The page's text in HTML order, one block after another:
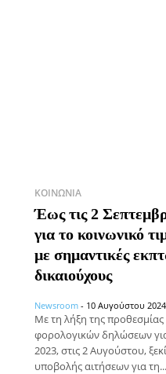
ΚΟΙΝΩΝΊΑ
Έως τις 2
για το κοινωνικό
με σημαντικές
δικαιούχους
Newsroom - 10 Αυγούστου
Με τη λήξη της
φορολογικών δηλώσεων
2023, στις 2 Αυγούστου,
υποβολής αιτήσεων για τη...